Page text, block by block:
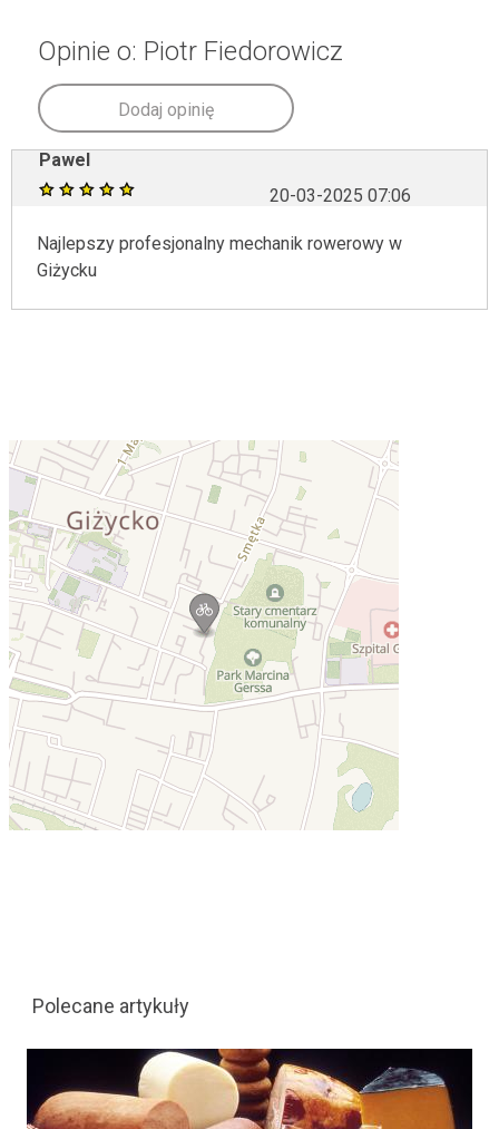
Opinie o: Piotr Fiedorowicz
Dodaj opinię
Pawel
20-03-2025 07:06
Najlepszy profesjonalny mechanik rowerowy w
Giżycku
Polecane artykuły